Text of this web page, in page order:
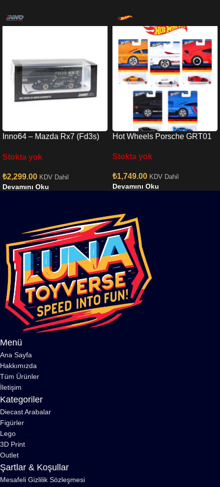
Inno64 – Mazda Rx7 (Fd3s)
lbwk-rx7-01
Stokta yok
₺2,299.00 KDV Dahil
Devamını Oku
Hot Wheels Porsche GRT01
Stokta yok
₺1,749.00 KDV Dahil
Devamını Oku
Menü
Ana Sayfa
Hakkımızda
Tüm Ürünler
İletişim
Kategoriler
Diecast Arabalar
Figürler
Lego
3D Print
Outlet
Şartlar & Koşullar
Mesafeli Gizlilik Sözleşmesi